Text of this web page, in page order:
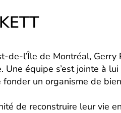
l’Île de Montréal, Gerry
équipe s’est jointe à
un organisme de
de reconstruire leur vie